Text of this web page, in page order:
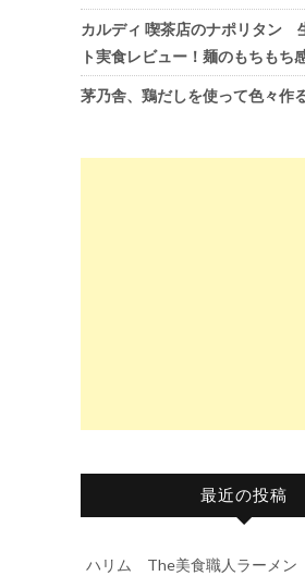
カルディ 喫茶店のナポリタン
ト実食レビュー！麺のもちもち
茅乃舎、鶏だしを使って色々作
最近の投稿
ハリム The美食職人ラーメン